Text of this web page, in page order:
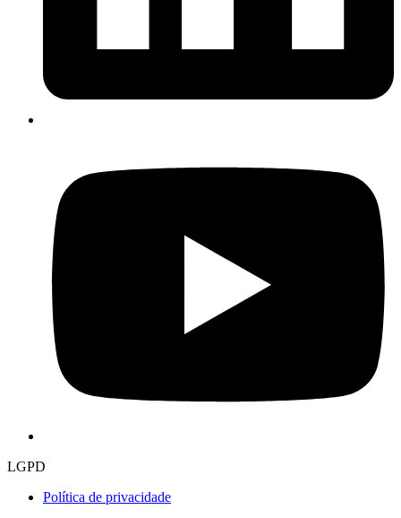
LGPD
Política de privacidade